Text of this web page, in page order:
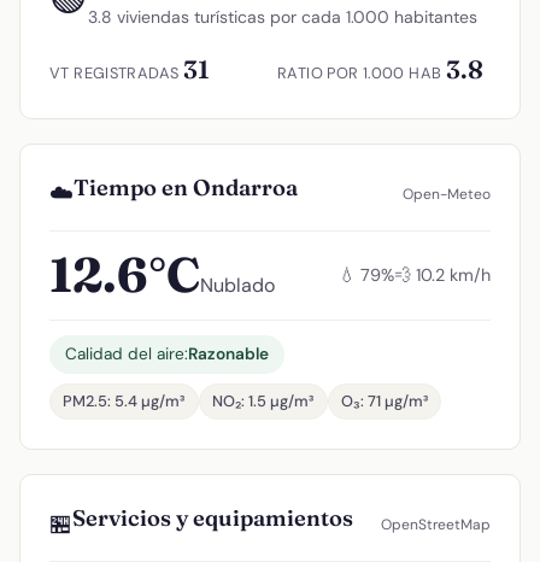
3.8 viviendas turísticas por cada 1.000 habitantes
VT REGISTRADAS 31 RATIO POR 1.000 HAB 3.8
☁️Tiempo en Ondarroa Open-Meteo
12.6°CNublado 💧 79%💨 10.2 km/h
Calidad del aire:Razonable
PM2.5: 5.4 µg/m³ NO₂: 1.5 µg/m³ O₃: 71 µg/m³
🏪Servicios y equipamientos OpenStreetMap